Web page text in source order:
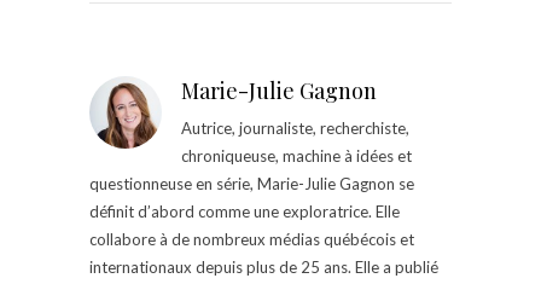
Marie-Julie Gagnon
Autrice, journaliste, recherchiste,
chroniqueuse, machine à idées et
questionneuse en série, Marie-Julie Gagnon se
définit d’abord comme une exploratrice. Elle
collabore à de nombreux médias québécois et
internationaux depuis plus de 25 ans. Elle a publié